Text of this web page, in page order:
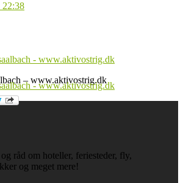
22:38
– www.aktivostrig.dk
råd om hoteller, feriesteder, fly,
og meget mere!